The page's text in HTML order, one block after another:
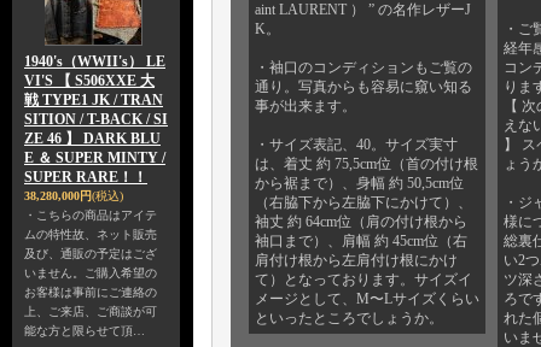
1940's（WWII's） LE
VI'S 【 S506XXE 大
戦 TYPE1 JK / TRAN
SITION / T-BACK / SI
ZE 46 】 DARK BLU
E ＆ SUPER MINTY /
SUPER RARE！！
38,280,000円(税込)
・こちらの商品はアイテ
ムの特性故、ネット販売
及び、通販の予定はござ
いません。ご購入希望の
お客様は事前にご連絡の
上、ご来店、ご商談が可
能な方と限らせて頂…
aint LAURENT ） ” の名作レザーJ
K。
・袖口のコンディションもご覧の
通り。写真からも容易に窺い知る
事が出来ます。
・サイズ表記、40。サイズ実寸
は、着丈 約 75,5cm位（首の付け根
から裾まで）、身幅 約 50,5cm位
（右脇下から左脇下にかけて）、
袖丈 約 64cm位（肩の付け根から
袖口まで）、肩幅 約 45cm位（右
肩付け根から左肩付け根にかけ
て）となっております。サイズイ
メージとして、M〜Lサイズくらい
といったところでしょうか。
・ご
経年
コン
りま
【
えな
】
ょう
・ジ
様に
総裏
い2
ツ深
ろで
れた
いま